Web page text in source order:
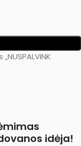
idėja!